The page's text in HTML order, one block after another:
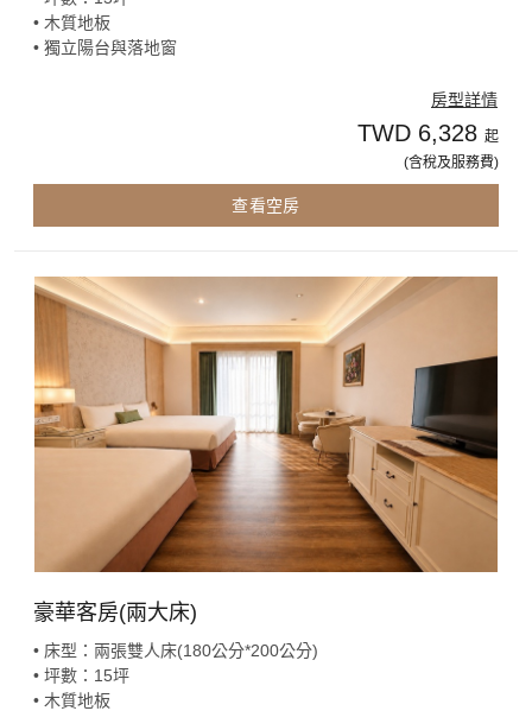
• 木質地板
• 獨立陽台與落地窗
房型詳情
TWD 6,328 起
(含稅及服務費)
查看空房
豪華客房(兩大床)
• 床型：兩張雙人床(180公分*200公分)
• 坪數：15坪
• 木質地板